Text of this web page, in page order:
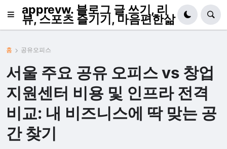
apprevw. 블로그 글 쓰기, 리
뷰, 스포츠 즐기기, 마음편한삶
홈 공유오피스
서울 주요 공유 오피스 vs 창업
지원센터 비용 및 인프라 전격
비교: 내 비즈니스에 딱 맞는 공
간 찾기